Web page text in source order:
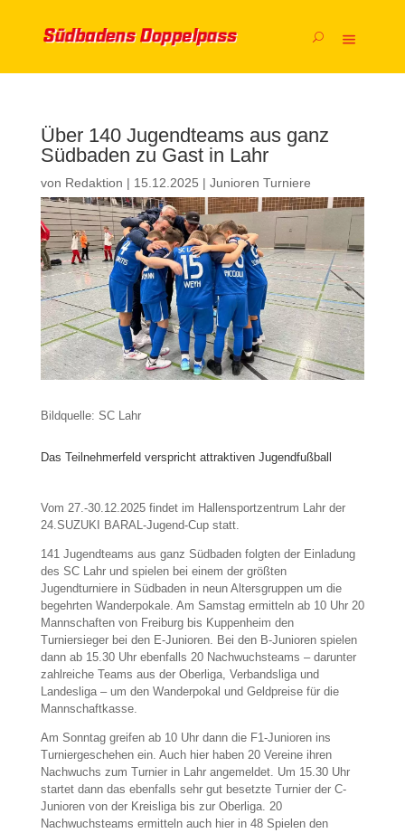
Über 140 Jugendteams aus ganz
Südbaden zu Gast in Lahr
von Redaktion | 15.12.2025 | Junioren Turniere
Bildquelle: SC Lahr
Das Teilnehmerfeld verspricht attraktiven Jugendfußball
Vom 27.-30.12.2025 findet im Hallensportzentrum Lahr der
24.SUZUKI BARAL-Jugend-Cup statt.
141 Jugendteams aus ganz Südbaden folgten der Einladung
des SC Lahr und spielen bei einem der größten
Jugendturniere in Südbaden in neun Altersgruppen um die
begehrten Wanderpokale. Am Samstag ermitteln ab 10 Uhr 20
Mannschaften von Freiburg bis Kuppenheim den
Turniersieger bei den E-Junioren. Bei den B-Junioren spielen
dann ab 15.30 Uhr ebenfalls 20 Nachwuchsteams – darunter
zahlreiche Teams aus der Oberliga, Verbandsliga und
Landesliga – um den Wanderpokal und Geldpreise für die
Mannschaftkasse.
Am Sonntag greifen ab 10 Uhr dann die F1-Junioren ins
Turniergeschehen ein. Auch hier haben 20 Vereine ihren
Nachwuchs zum Turnier in Lahr angemeldet. Um 15.30 Uhr
startet dann das ebenfalls sehr gut besetzte Turnier der C-
Junioren von der Kreisliga bis zur Oberliga. 20
Nachwuchsteams ermitteln auch hier in 48 Spielen den